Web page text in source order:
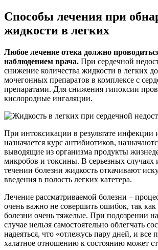
Способы лечения при
жидкости в легких
Любое лечение отека должно
наблюдением врача. При сердечной
снижение количества жидкости в легких
мочегонных препаратов в комплексе с
препаратами. Для снижения гипоксии
кислородные ингаляции.
При интоксикации в результате инфекции
назначается курс антибиотиков,
выводящие из организма продукты
микробов и токсины. В серьезных случаях
течении болезни жидкость откачивают
введения в полость легких катетера.
Лечение рассматриваемой болезни –
очень важно не совершить ошибок, так как
болезни очень тяжелые. При подозрении
случае нельзя самостоятельно облегчать
надеяться, что «отлежусь пару дней, и все
халатное отношению к состоянию может